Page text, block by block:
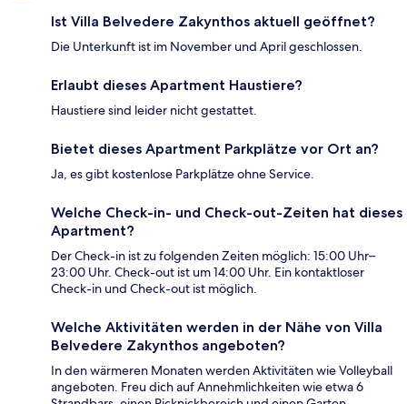
Ist Villa Belvedere Zakynthos aktuell geöffnet?
Die Unterkunft ist im November und April geschlossen.
Erlaubt dieses Apartment Haustiere?
Haustiere sind leider nicht gestattet.
Bietet dieses Apartment Parkplätze vor Ort an?
Ja, es gibt kostenlose Parkplätze ohne Service.
Welche Check-in- und Check-out-Zeiten hat dieses
Apartment?
Der Check-in ist zu folgenden Zeiten möglich: 15:00 Uhr–
23:00 Uhr. Check-out ist um 14:00 Uhr. Ein kontaktloser
Check-in und Check-out ist möglich.
Welche Aktivitäten werden in der Nähe von Villa
Belvedere Zakynthos angeboten?
In den wärmeren Monaten werden Aktivitäten wie Volleyball
angeboten. Freu dich auf Annehmlichkeiten wie etwa 6